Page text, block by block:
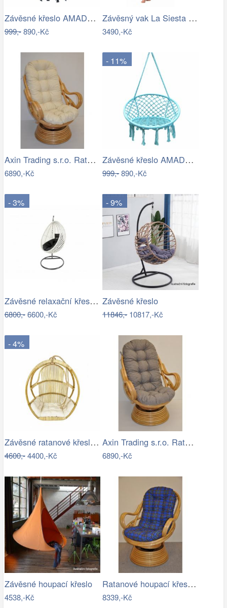
Závěsné křeslo AMADO 2 NEW Tempo Kondela
999,-890,-Kč
Závěsný vak La Siesta JOKI Outdoor - IN
3490,-Kč
Axin Trading s.r.o. Ratanové houpací…
6890,-Kč
- 11%
Závěsné křeslo AMADO 2 NEW Tempo Kondela
999,-890,-Kč
- 3%
Závěsné relaxační křeslo CANDY
6800,-6600,-Kč
- 9%
Závěsné křeslo
11846,-10817,-Kč
- 4%
Závěsné ratanové křeslo GOLDIE - světlý…
4600,-4400,-Kč
Axin Trading s.r.o. Ratanové houpací…
6890,-Kč
Závěsné houpací křeslo
4538,-Kč
Ratanové houpací křeslo - AX
8339,-Kč